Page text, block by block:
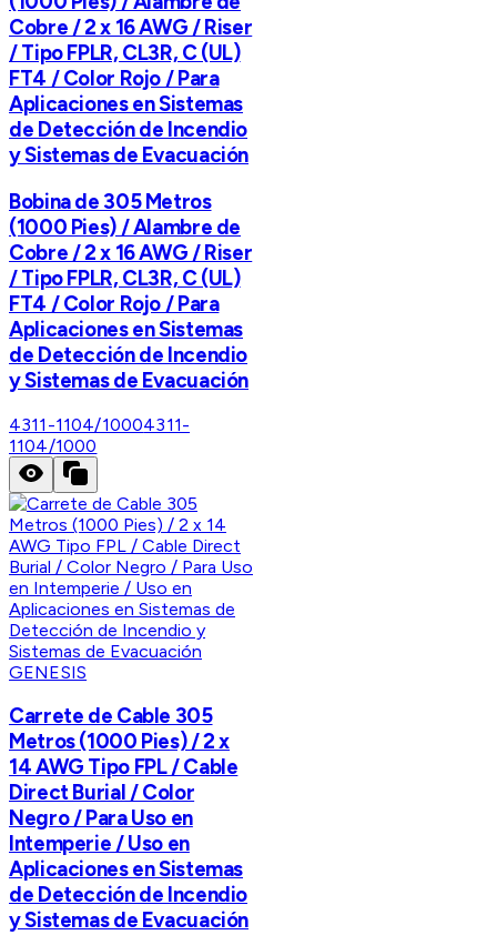
Cobre / 2 x 16 AWG / Riser
/ Tipo FPLR, CL3R, C (UL)
FT4 / Color Rojo / Para
Aplicaciones en Sistemas
de Detección de Incendio
y Sistemas de Evacuación
Bobina de 305 Metros
(1000 Pies) / Alambre de
Cobre / 2 x 16 AWG / Riser
/ Tipo FPLR, CL3R, C (UL)
FT4 / Color Rojo / Para
Aplicaciones en Sistemas
de Detección de Incendio
y Sistemas de Evacuación
4311-1104/10004311-
1104/1000
GENESIS
Carrete de Cable 305
Metros (1000 Pies) / 2 x
14 AWG Tipo FPL / Cable
Direct Burial / Color
Negro / Para Uso en
Intemperie / Uso en
Aplicaciones en Sistemas
de Detección de Incendio
y Sistemas de Evacuación